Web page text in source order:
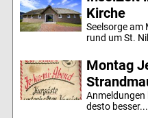
Kirche
Seelsorge am
rund um St.
Montag
Anmeldungen
desto